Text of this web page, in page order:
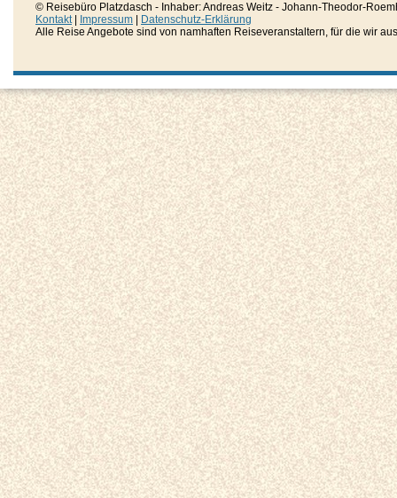
© Reisebüro Platzdasch - Inhaber: Andreas Weitz - Johann-Theodor-
Kontakt| Impressum
Datenschutz-Erklärung
Alle Reise Angebote sind von namhaften Reiseveranstaltern, für die wir